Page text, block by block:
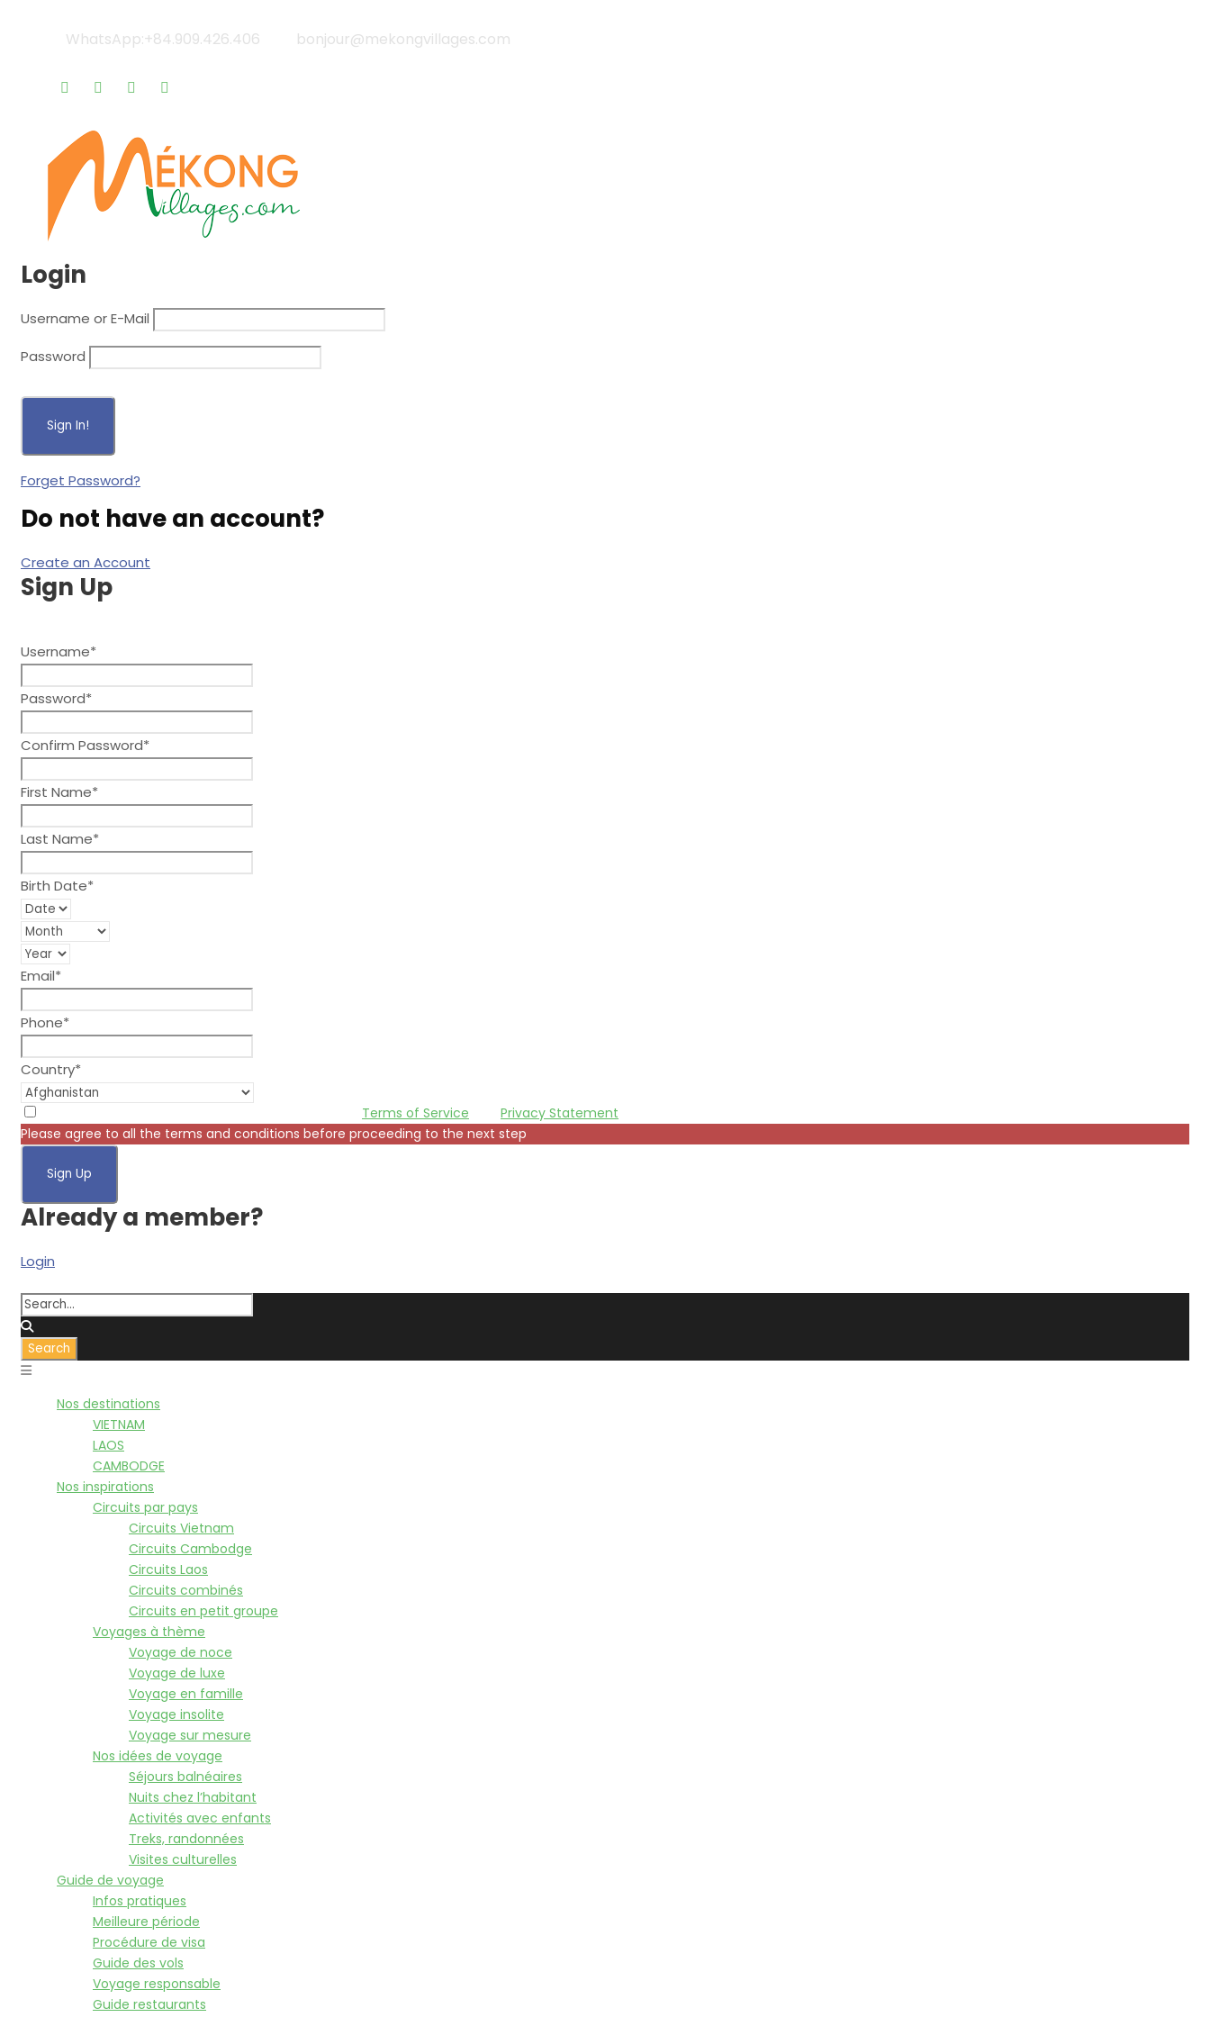
WhatsApp:+84.909.426.406
bonjour@mekongvillages.com
Login
Username or E-Mail
Password
Forget Password?
Do not have an account?
Create an Account
Sign Up
Username*
Password*
Confirm Password*
First Name*
Last Name*
Birth Date*
Email*
Phone*
Country*
Terms of Service Privacy Statement
Please agree to all the terms and conditions before proceeding to the next step
Already a member?
Login
Nos destinations
VIETNAM
LAOS
CAMBODGE
Nos inspirations
Circuits par pays
Circuits Vietnam
Circuits Cambodge
Circuits Laos
Circuits combinés
Circuits en petit groupe
Voyages à thème
Voyage de noce
Voyage de luxe
Voyage en famille
Voyage insolite
Voyage sur mesure
Nos idées de voyage
Séjours balnéaires
Nuits chez l’habitant
Activités avec enfants
Treks, randonnées
Visites culturelles
Guide de voyage
Infos pratiques
Meilleure période
Procédure de visa
Guide des vols
Voyage responsable
Guide restaurants